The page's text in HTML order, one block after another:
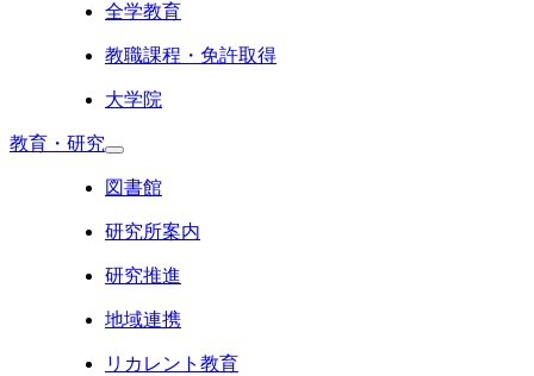
全学教育
教職課程・免許取得
大学院
教育・研究
図書館
研究所案内
研究推進
地域連携
リカレント教育